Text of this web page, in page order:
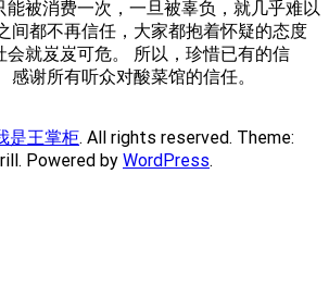
被消费一次，一旦被辜负，就几乎难以
间都不再信任，大家都抱着怀疑的态度
会就岌岌可危。 所以，珍惜已有的信
感谢所有听众对酸菜馆的信任。
是王掌柜. All rights reserved. Theme:
Powered by WordPress.